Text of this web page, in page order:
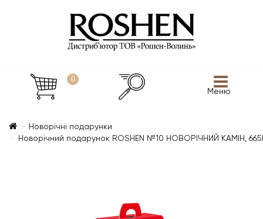
Меню
0
Новорічні подарунки
Новорічний подарунок ROSHEN №10 НОВОРІЧНИЙ КАМІН,